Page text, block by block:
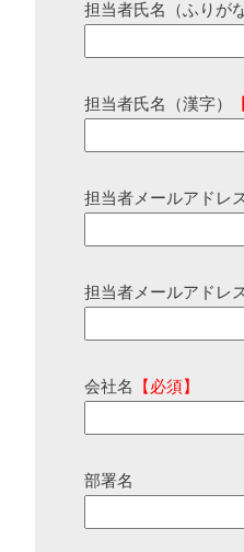
担当者氏名（ふりがな
担当者氏名（漢字）
担当者メールアドレ
担当者メールアドレ
会社名 【必須】
部署名